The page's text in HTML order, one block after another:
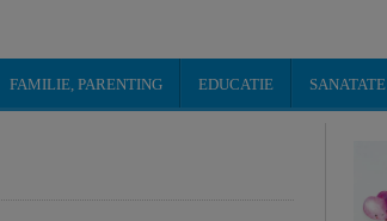
FAMILIE, PARENTING EDUCATIE SANATATE